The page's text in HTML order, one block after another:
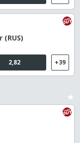
(RUS)
2,82 +39